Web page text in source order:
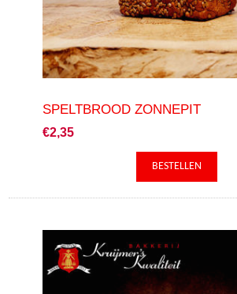
SPELTBROOD ZONNEPIT
€2,35